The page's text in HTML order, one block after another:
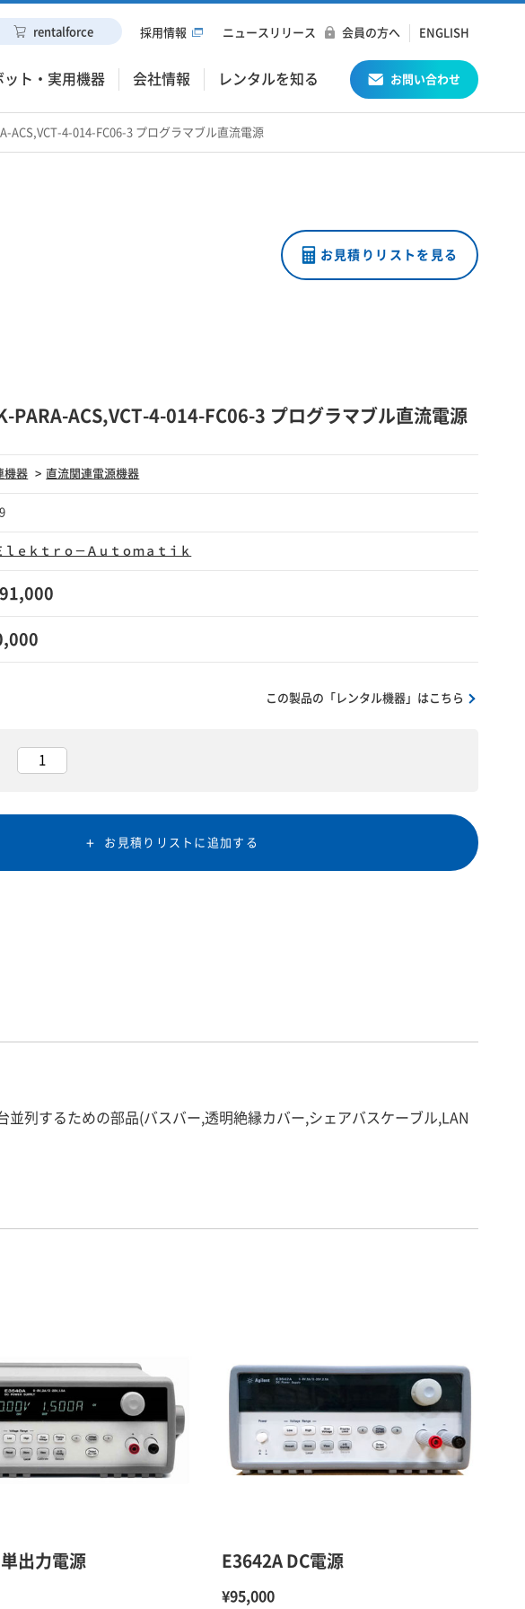
ット・実用機器 会社情報 レンタルを知る お問い合わせ
rentalforce 採用情報 ニュースリリース 会員の方へ ENGLISH
ACS,VCT-4-014-FC06-3 プログラマブル直流電源
お見積りリストを見る
PARA-ACS,VCT-4-014-FC06-3 プログラマブル直流電源
機器 直流関連電源機器
ｅｋｔｒｏ－Ａｕｔｏｍａｔｉｋ
この製品の「レンタル機器」はこちら
お見積りリストに追加する
列するための部品(バスバー,透明絶縁カバー,シェアバスケーブル,LAN
出力電源 E3642A DC電源
¥95,000